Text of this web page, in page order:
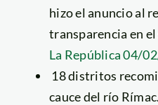
hizo el anuncio al
transparencia en
La República 04/
18 distritos
cauce del río Rímac.